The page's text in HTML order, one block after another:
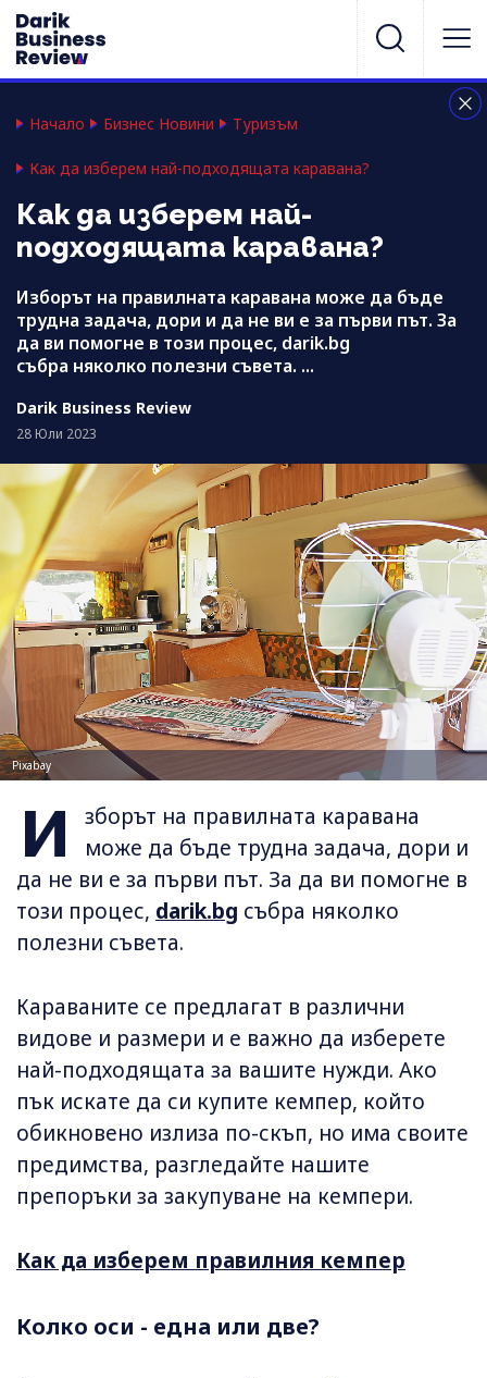
Начало Бизнес Новини Туризъм
Как да изберем най-подходящата каравана?
Как да изберем най-
подходящата каравана?
Изборът на правилната каравана може да бъде
трудна задача, дори и да не ви е за първи път. За
да ви помогне в този процес, darik.bg
събра няколко полезни съвета. ...
Darik Business Review
28 Юли 2023
Pixabay
И
зборът на правилната каравана
може да бъде трудна задача, дори и
да не ви е за първи път. За да ви помогне в
този процес, darik.bg събра няколко
полезни съвета.
Караваните се предлагат в различни
видове и размери и е важно да изберете
най-подходящата за вашите нужди. Ако
пък искате да си купите кемпер, който
обикновено излиза по-скъп, но има своите
предимства, разгледайте нашите
препоръки за закупуване на кемпери.
Как да изберем правилния кемпер
Колко оси - една или две?